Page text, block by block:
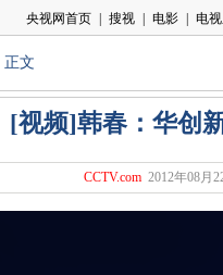
正文
[视频]韩春：华创
CCTV.com 2012年08月